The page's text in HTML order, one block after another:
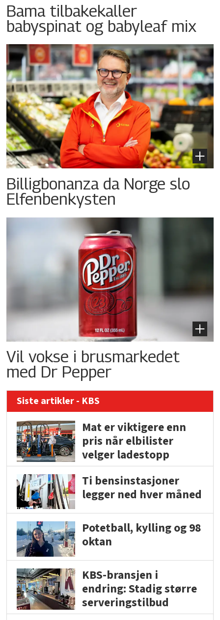
Bama tilbakekaller
babyspinat og babyleaf mix
Billigbonanza da Norge slo
Elfenbenkysten
Vil vokse i brusmarkedet
med Dr Pepper
Siste artikler - KBS
Mat er viktigere enn
pris når elbilister
velger ladestopp
Ti bensinstasjoner
legger ned hver måned
Potetball, kylling og 98
oktan
KBS-bransjen i
endring: Stadig større
serveringstilbud